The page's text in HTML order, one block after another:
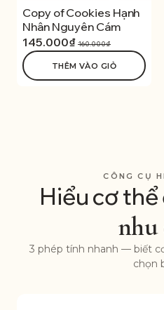
Copy of Cookies Hạnh
Nhân Nguyên Cám
145.000₫ 160.000₫
THÊM VÀO GIỎ
CÔNG CỤ
Hiểu cơ thể
nhu
3 phép tính nhanh — biết
chọn